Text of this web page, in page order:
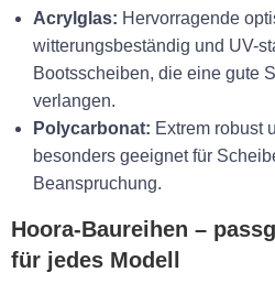
Acrylglas: Hervorragende
witterungsbeständig und UV-
Bootsscheiben, die eine gute
verlangen.
Polycarbonat: Extrem robust
besonders geeignet für
Beanspruchung.
Hoora-Baureihen –
für jedes Modell